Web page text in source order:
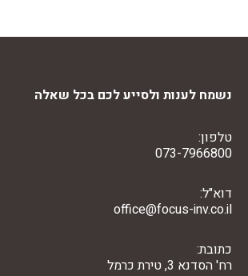
נשמח לענות ולסייע לכם בכל שאלה
טלפון:
073-7966800
דוא"ל:
office@focus-inv.co.il
כתובת:
רח' הסדנא 3, טירת כרמל